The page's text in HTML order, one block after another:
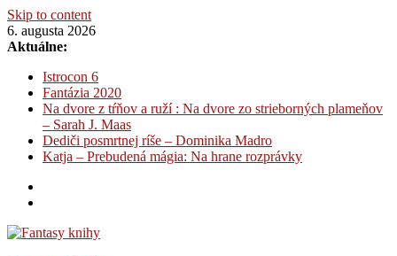
Skip to content
6. augusta 2026
Aktuálne:
Istrocon 6
Fantázia 2020
Na dvore z tŕňov a ruží : Na dvore zo strieborných plameňov
– Sarah J. Maas
Dediči posmrtnej ríše – Dominika Madro
Katja – Prebudená mágia: Na hrane rozprávky